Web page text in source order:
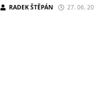
RADEK ŠTĚPÁN 27. 06.